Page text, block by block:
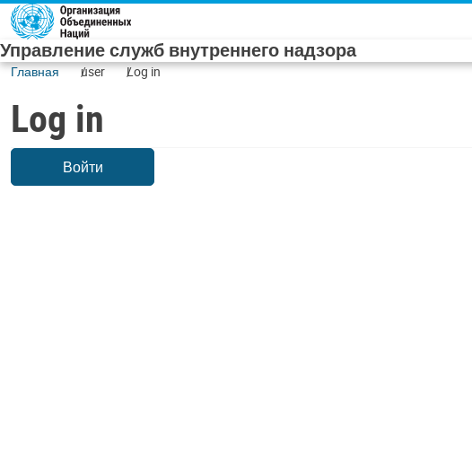
Skip to main content
Управление служб внутреннего надзора
Главная user Log in
Log in
Войти